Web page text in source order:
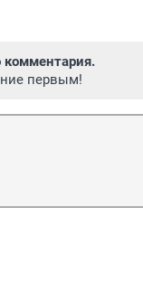
комментария.
первым!